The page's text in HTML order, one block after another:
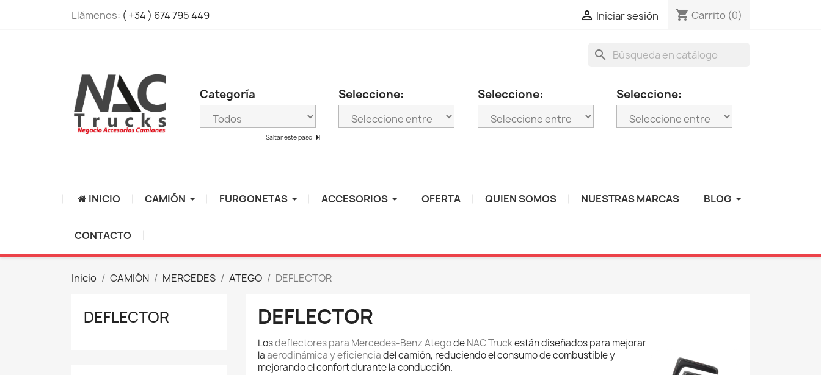
Llámenos: ( +34 ) 674 795 449  Iniciar sesión shopping_cart Carrito (0)
search
Categoría
Saltar este paso
Seleccione: Seleccione: Seleccione:
INICIO CAMIÓN FURGONETAS ACCESORIOS OFERTA QUIEN SOMOS NUESTRAS MARCAS BLOG
CONTACTO
Inicio CAMIÓN MERCEDES ATEGO DEFLECTOR
DEFLECTOR DEFLECTOR
Losdeflectores para Mercedes-Benz AtegodeNAC Truckestán diseñados para mejorar
laaerodinámica y eficienciadel camión, reduciendo el consumo de combustible y
mejorando el confort durante la conducción.